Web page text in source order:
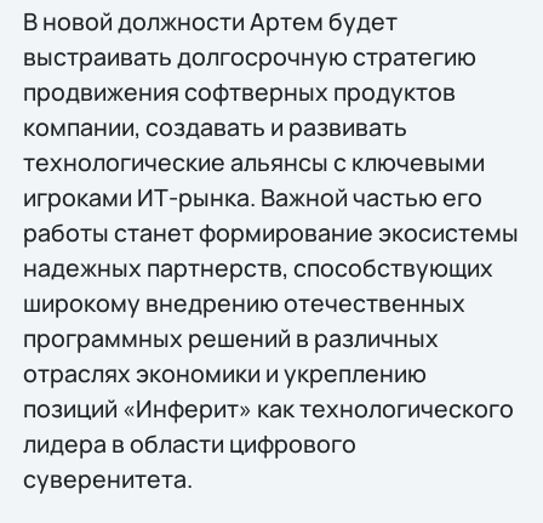
В новой должности Артем будет
выстраивать долгосрочную стратегию
продвижения софтверных продуктов
компании, создавать и развивать
технологические альянсы с ключевыми
игроками ИТ-рынка. Важной частью его
работы станет формирование экосистемы
надежных партнерств, способствующих
широкому внедрению отечественных
программных решений в различных
отраслях экономики и укреплению
позиций «Инферит» как технологического
лидера в области цифрового
суверенитета.